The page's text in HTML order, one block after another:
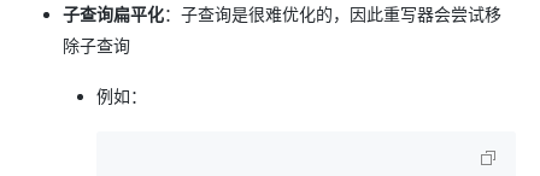
子查询扁平化：子查询是很难优化的，因此重写器会尝试移
除子查询
例如：